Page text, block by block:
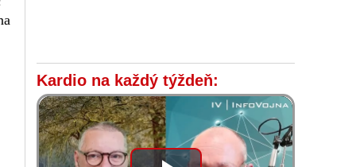
Kardio na každý týždeň: